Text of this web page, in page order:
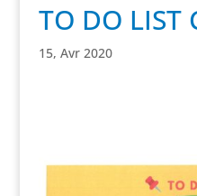
TO DO LIST
15, Avr 2020